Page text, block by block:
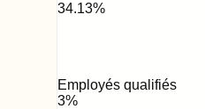
34.13%
Employés qualifiés
3%